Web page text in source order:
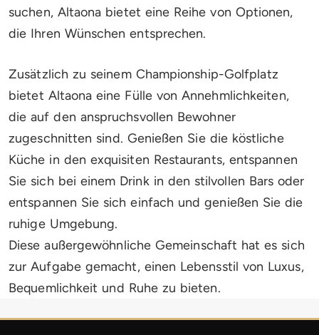
suchen, Altaona bietet eine Reihe von Optionen,
die Ihren Wünschen entsprechen.
Zusätzlich zu seinem Championship-Golfplatz
bietet Altaona eine Fülle von Annehmlichkeiten,
die auf den anspruchsvollen Bewohner
zugeschnitten sind. Genießen Sie die köstliche
Küche in den exquisiten Restaurants, entspannen
Sie sich bei einem Drink in den stilvollen Bars oder
entspannen Sie sich einfach und genießen Sie die
ruhige Umgebung.
Diese außergewöhnliche Gemeinschaft hat es sich
zur Aufgabe gemacht, einen Lebensstil von Luxus,
Bequemlichkeit und Ruhe zu bieten.